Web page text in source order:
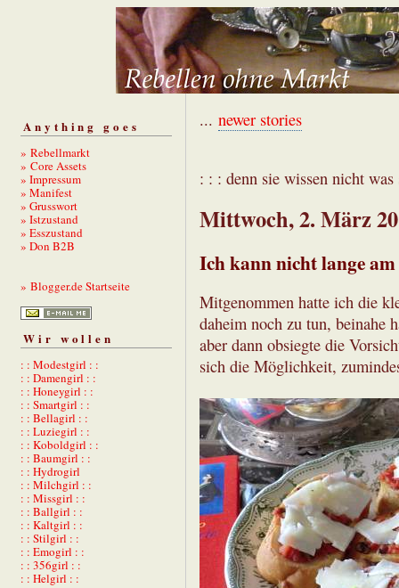
Anything goes
» Rebellmarkt
» Core Assets
» Impressum
» Manifest
» Grusswort
» Istzustand
» Esszustand
» Don B2B
» Blogger.de Startseite
Wir wollen
: : Modestgirl : :
: : Damengirl : :
: : Honeygirl : :
: : Smartgirl : :
: : Bellagirl : :
: : Luziegirl : :
: : Koboldgirl : :
: : Baumgirl : :
: : Hydrogirl
: : Milchgirl : :
: : Missgirl : :
: : Ballgirl : :
: : Kaltgirl : :
: : Stilgirl : :
: : Emogirl : :
: : 356girl : :
: : Helgirl : :
... newer stories
: : : denn sie wissen nicht
Mittwoch, 2. März
Ich kann nicht lange am
Mitgenommen hatte ich die
daheim noch zu tun, beinahe
aber dann obsiegte die
sich die Möglichkeit,